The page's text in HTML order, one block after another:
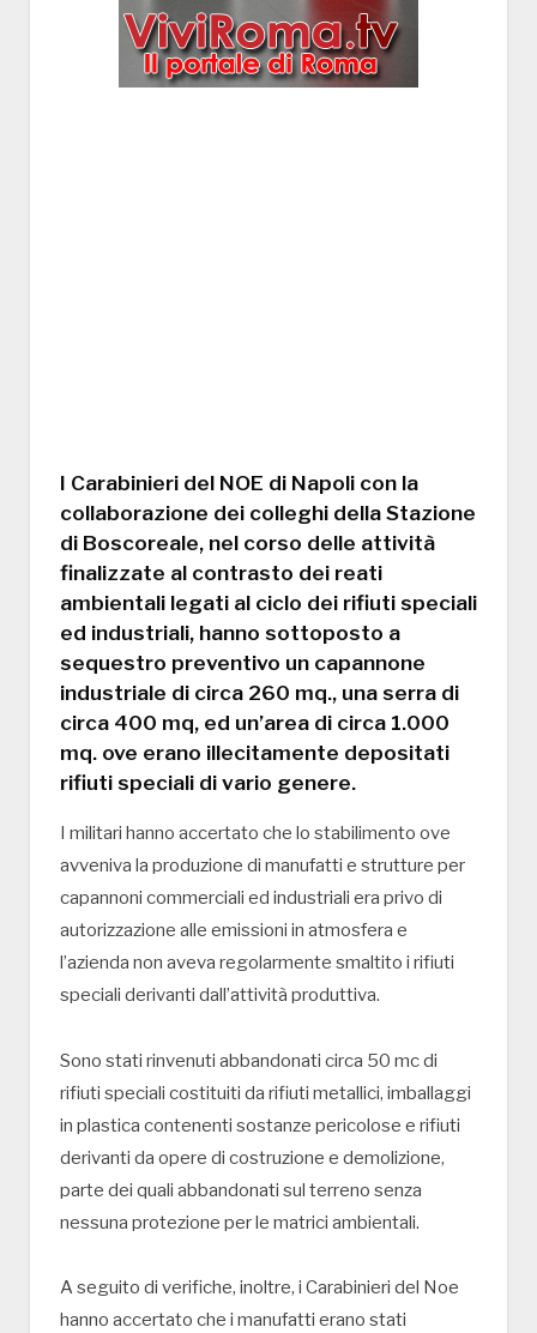
I Carabinieri del NOE di Napoli con la
collaborazione dei colleghi della Stazione
di Boscoreale, nel corso delle attività
finalizzate al contrasto dei reati
ambientali legati al ciclo dei rifiuti speciali
ed industriali, hanno sottoposto a
sequestro preventivo un capannone
industriale di circa 260 mq., una serra di
circa 400 mq, ed un’area di circa 1.000
mq. ove erano illecitamente depositati
rifiuti speciali di vario genere.
I militari hanno accertato che lo stabilimento ove
avveniva la produzione di manufatti e strutture per
capannoni commerciali ed industriali era privo di
autorizzazione alle emissioni in atmosfera e
l’azienda non aveva regolarmente smaltito i rifiuti
speciali derivanti dall’attività produttiva.
Sono stati rinvenuti abbandonati circa 50 mc di
rifiuti speciali costituiti da rifiuti metallici, imballaggi
in plastica contenenti sostanze pericolose e rifiuti
derivanti da opere di costruzione e demolizione,
parte dei quali abbandonati sul terreno senza
nessuna protezione per le matrici ambientali.
A seguito di verifiche, inoltre, i Carabinieri del Noe
hanno accertato che i manufatti erano stati